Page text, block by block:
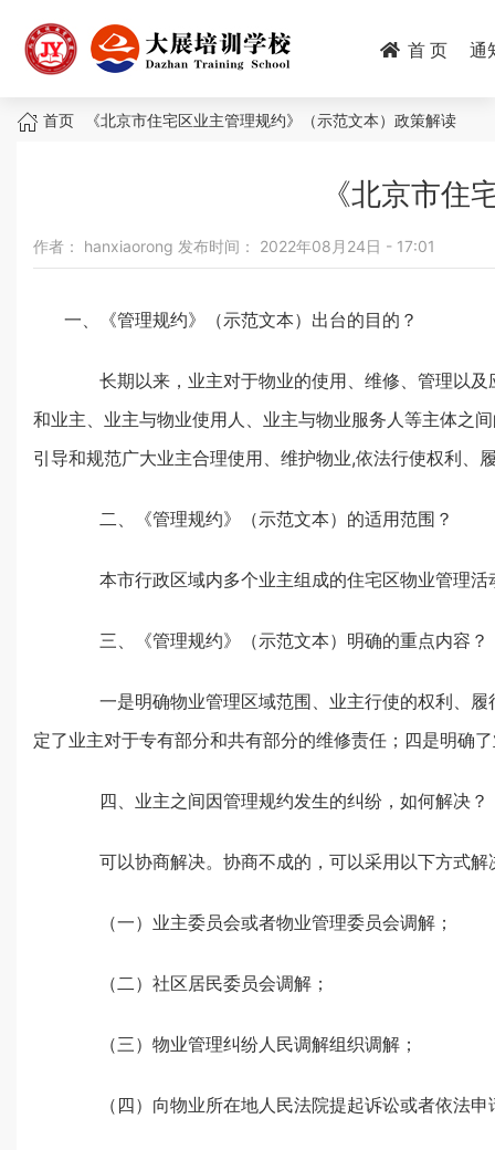
首 页 通
面首页 《北京市住宅区业主管理规约》（示范文本）政策解读
《北京市住
作者： hanxiaorong 发布时间： 2022年08月24日 - 17:01
一、《管理规约》（示范文本）出台的目的？
长期以来，业主对于物业的使用、维修、管理以及
和业主、业主与物业使用人、业主与物业服务人等主体之
引导和规范广大业主合理使用、维护物业,依法行使权利、
二、《管理规约》（示范文本）的适用范围？
本市行政区域内多个业主组成的住宅区物业管理活
三、《管理规约》（示范文本）明确的重点内容？
一是明确物业管理区域范围、业主行使的权利、履
定了业主对于专有部分和共有部分的维修责任；四是明确
四、业主之间因管理规约发生的纠纷，如何解决？
可以协商解决。协商不成的，可以采用以下方式解
（一）业主委员会或者物业管理委员会调解；
（二）社区居民委员会调解；
（三）物业管理纠纷人民调解组织调解；
（四）向物业所在地人民法院提起诉讼或者依法申